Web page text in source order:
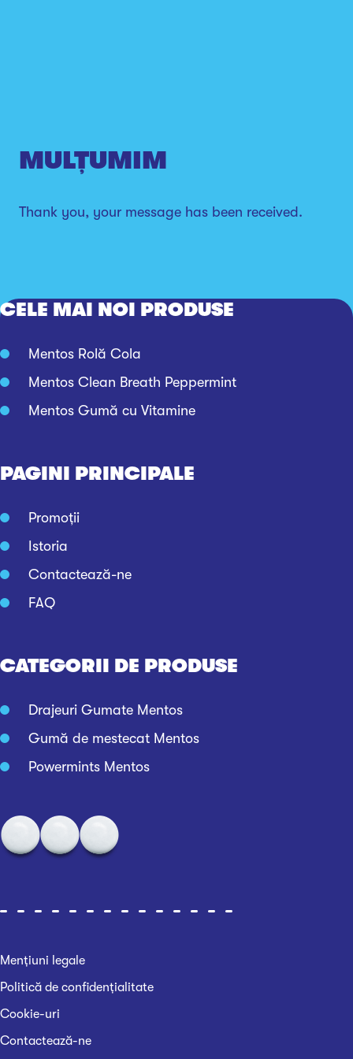
MULȚUMIM
Thank you, your message has been received.
CELE MAI NOI PRODUSE
Mentos Rolă Cola
Mentos Clean Breath Peppermint
Mentos Gumă cu Vitamine
PAGINI PRINCIPALE
Promoţii
Istoria
Contactează-ne
FAQ
CATEGORII DE PRODUSE
Drajeuri Gumate Mentos
Gumă de mestecat Mentos
Powermints Mentos
Mențiuni legale
Politică de confidențialitate
Cookie-uri
Contactează-ne